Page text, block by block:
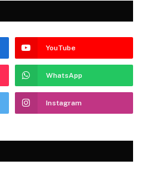
YouTube
WhatsApp
Instagram